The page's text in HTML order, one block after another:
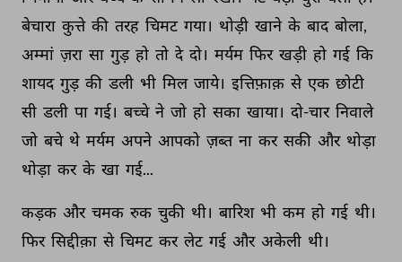
बेचारा कुत्ते की तरह चिमट गया। थोड़ी खाने के बाद बोला,
अम्मां ज़रा सा गुड़ हो तो दे दो। मर्यम फिर खड़ी हो गई कि
शायद गुड़ की डली भी मिल जाये। इत्तिफ़ाक़ से एक छोटी
सी डली पा गई। बच्चे ने जो हो सका खाया। दो-चार निवाले
जो बचे थे मर्यम अपने आपको ज़ब्त ना कर सकी और थोड़ा
थोड़ा कर के खा गई...
कड़क और चमक रुक चुकी थी। बारिश भी कम हो गई थी।
फिर सिद्दीक़ा से चिमट कर लेट गई और अकेली थी।